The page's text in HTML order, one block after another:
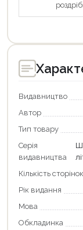
Видавництво
Автор
Тип товару
Серія
видавництва
Кількість сторінок
Рік видання
Мова
Обкладинка